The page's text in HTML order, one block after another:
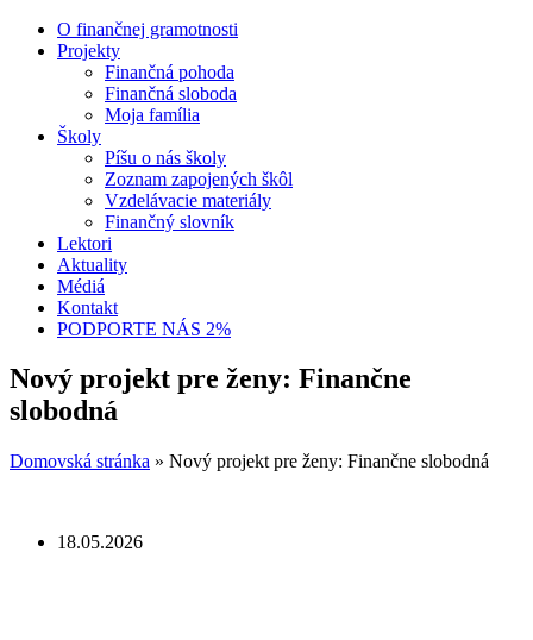
O finančnej gramotnosti
Projekty
Finančná pohoda
Finančná sloboda
Moja família
Školy
Píšu o nás školy
Zoznam zapojených škôl
Vzdelávacie materiály
Finančný slovník
Lektori
Aktuality
Médiá
Kontakt
PODPORTE NÁS 2%
Nový projekt pre ženy: Finančne
slobodná
Domovská stránka » Nový projekt pre ženy: Finančne slobodná
18.05.2026